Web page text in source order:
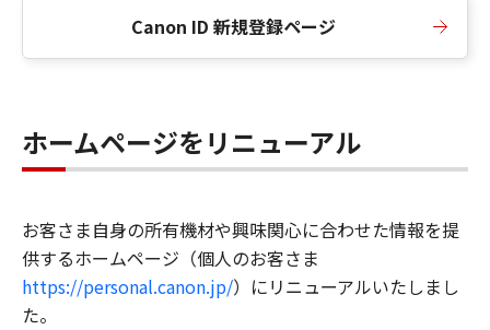
Canon ID 新規登録ページ
ホームページをリニューアル
お客さま自身の所有機材や興味関心に合わせた情報を提
供するホームページ（個人のお客さま
https://personal.canon.jp/）にリニューアルいたしまし
た。